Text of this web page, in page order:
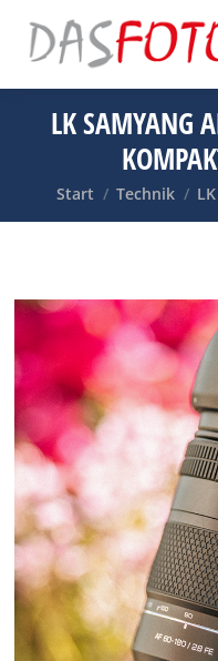
LK SAMYANG
Sie befinden
Start Technik